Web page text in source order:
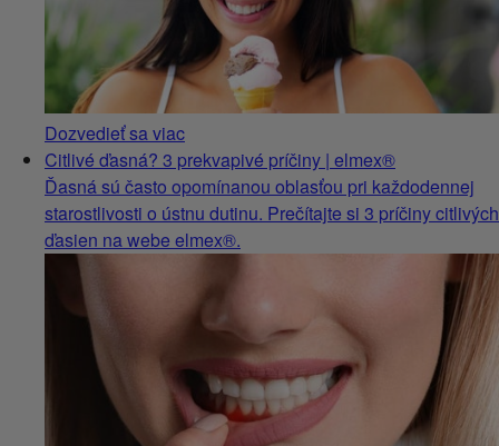
Dozvedieť sa viac
Citlivé ďasná? 3 prekvapivé príčiny | elmex®
Ďasná sú často opomínanou oblasťou pri každodennej
starostlivosti o ústnu dutinu. Prečítajte si 3 príčiny citlivých
ďasien na webe elmex®.